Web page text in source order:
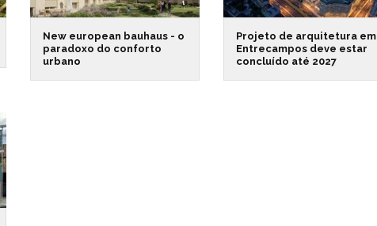
New european bauhaus - o
paradoxo do conforto
urbano
Projeto de arquitetura em
Entrecampos deve estar
concluído até 2027